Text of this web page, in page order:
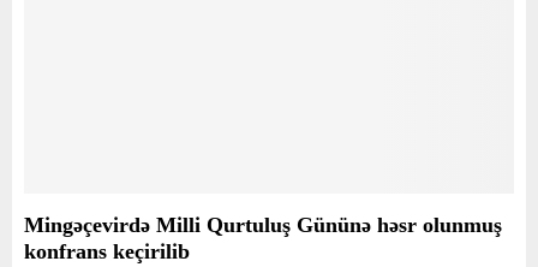
Mingəçevirdə Milli Qurtuluş Gününə həsr olunmuş
konfrans keçirilib